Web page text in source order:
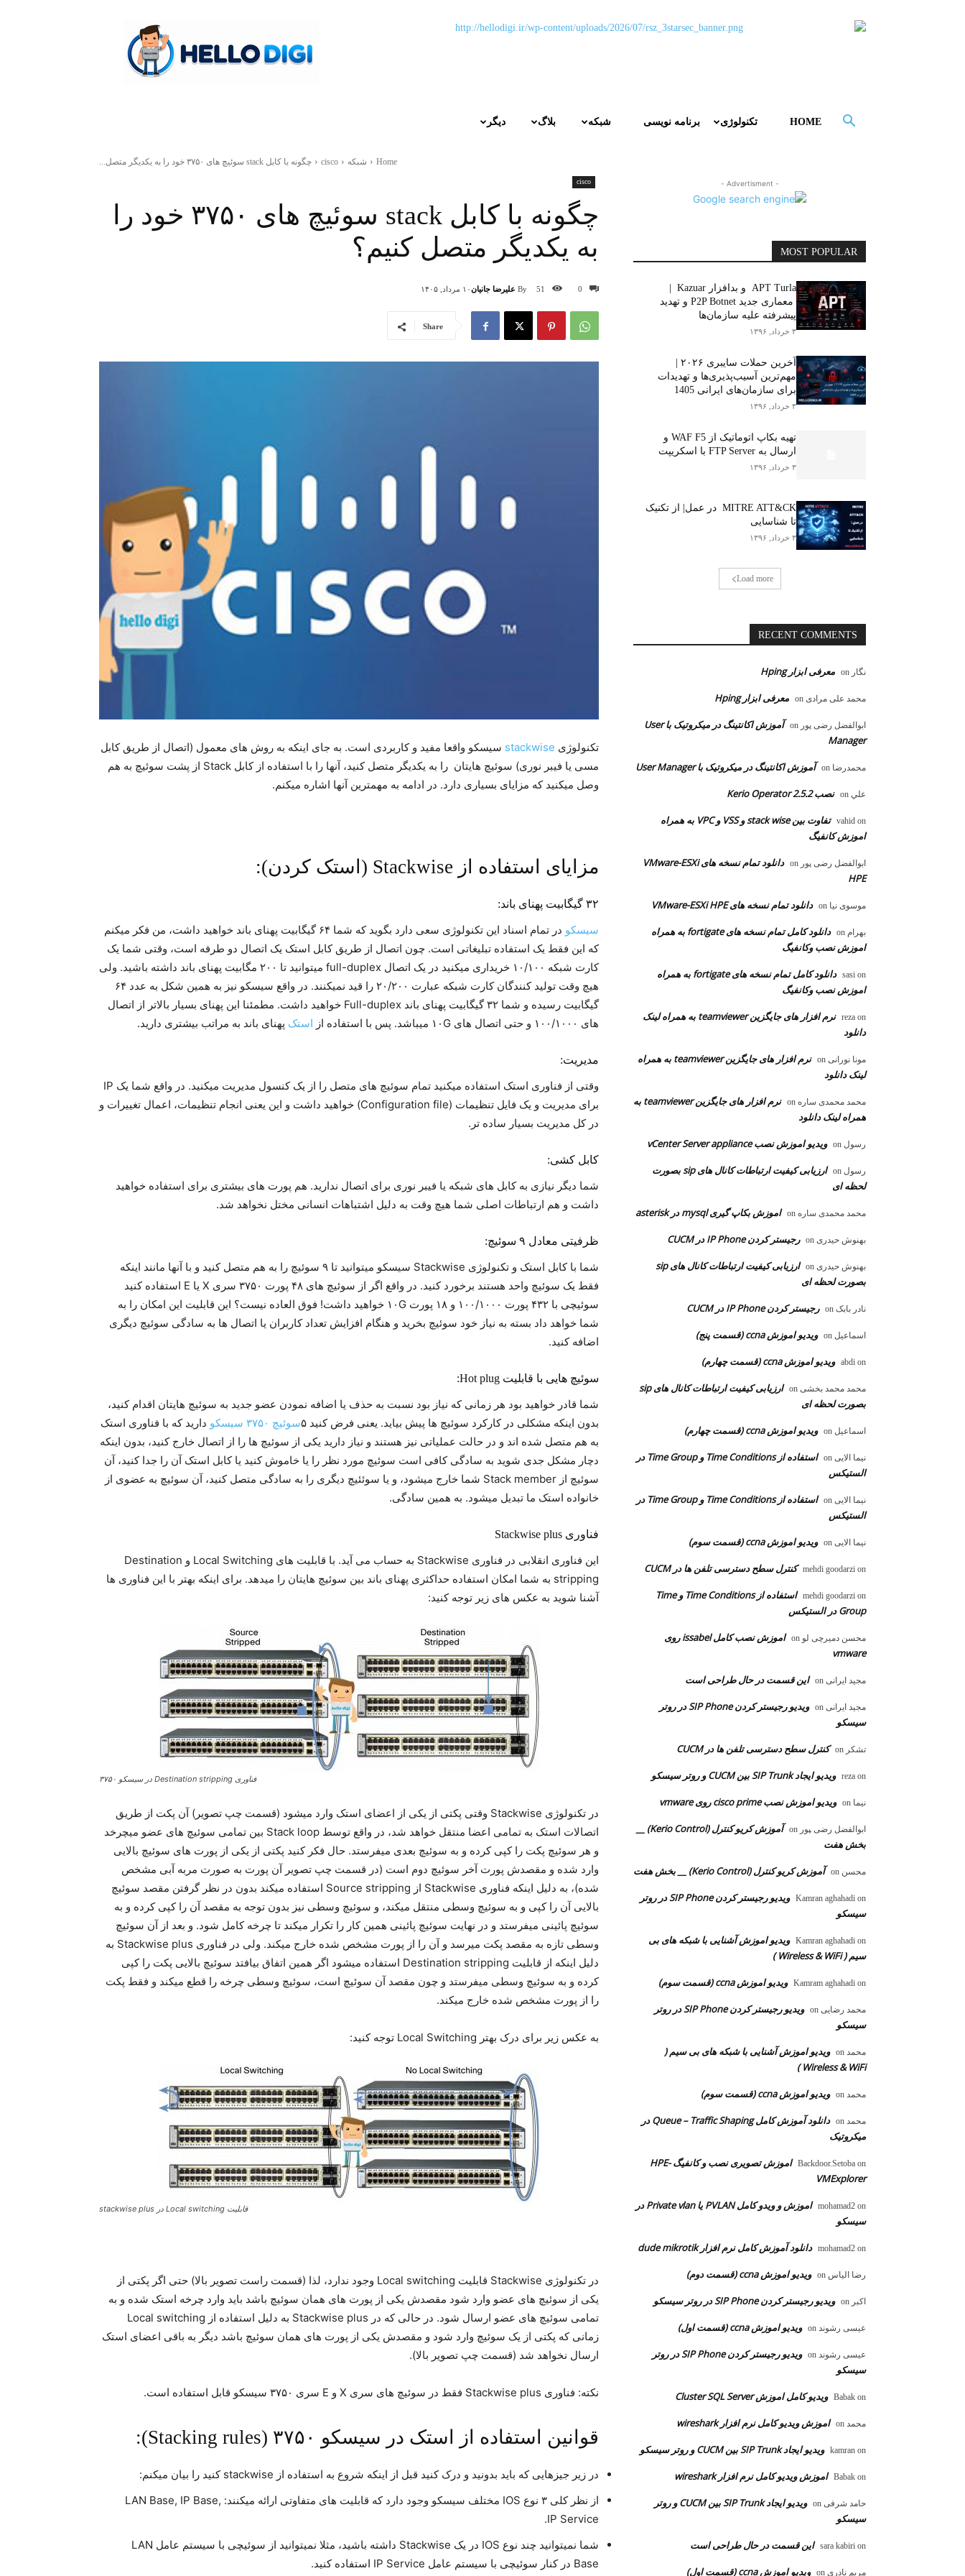
دیگر بلاگ شبکه برنامه نویسی تکنولوژی HOME
Home شبکه cisco چگونه با کابل stack سوئیچ های ۳۷۵۰ خود را به یکدیگر متصل...
cisco
چگونه با کابل stack سوئیچ های ۳۷۵۰ خود را
به یکدیگر متصل کنیم؟
By علیرضا جانیان۱۰ مرداد, ۱۴۰۵ 0
51
Share
تکنولوژی
سیسکو واقعا مفید و کاربردی است. به جای اینکه به روش های معمول (اتصال از طریق کابل
مسی یا فیبر نوری) سوئیچ هایتان را به یکدیگر متصل کنید، آنها را با استفاده از کابل Stack از پشت سوئیچ به هم
وصل میکنید که مزایای بسیاری دارد. در ادامه به مهمترین آنها اشاره میکنم.
مزایای استفاده از Stackwise (استک کردن):
۳۲ گیگابیت پهنای باند:
سیسکو
در تمام اسناد این تکنولوژی سعی دارد بگوید که شما ۶۴ گیگابیت پهنای باند خواهید داشت، من فکر میکنم
که این فقط یک استفاده تبلیغاتی است. چون اتصال از طریق کابل استک یک اتصال دو طرفه است، وقتی شما یک
کارت شبکه ۱۰/۱۰۰ خریداری میکنید در یک اتصال full-duplex میتوانید تا ۲۰۰ مگابیت پهنای باند داشته باشید. ولی
هیچ وقت تولید کنندگان کارت شبکه عبارت ۲۰/۲۰۰ را قید نمیکنند. در واقع سیسکو نیز به همین شکل به عدد ۶۴
گیگابیت رسیده و شما ۳۲ گیگابیت پهنای باند Full-duplex خواهید داشت. مطمئنا این پهنای بسیار بالاتر از اتصال
های ۱۰۰/۱۰۰۰ و حتی اتصال های ۱۰G میباشد. پس با استفاده از
استک پهنای باند به مراتب بیشتری دارید.
مدیریت:
وقتی از فناوری استک استفاده میکنید تمام سوئیچ های متصل را از یک کنسول مدیریت میکنید. در واقع شما یک IP
برای مدیریت و یک فایل تنظیمات (Configuration file) خواهید داشت و این یعنی انجام تنظیمات، اعمال تغییرات و
در کل مدیریت بسیار ساده تر.
کابل کشی:
شما دیگر نیازی به کابل های شبکه یا فیبر نوری برای اتصال ندارید. هم پورت های بیشتری برای استفاده خواهید
داشت و هم ارتباطات اصلی شما هیچ وقت به دلیل اشتباهات انسانی مختل نخواهد شد.
ظرفیتی معادل ۹ سوئیچ:
شما با کابل استک و تکنولوژی Stackwise سیسکو میتوانید تا ۹ سوئیچ را به هم متصل کنید و با آنها مانند اینکه
فقط یک سوئیچ واحد هستند برخورد کنید. در واقع اگر از سوئیچ های ۴۸ پورت ۳۷۵۰ سری X یا E استفاده کنید
سوئیچی با ۴۳۲ پورت ۱۰۰/۱۰۰۰ و ۱۸ پورت ۱۰G خواهید داشت! فوق العاده نیست؟ این قابلیت این امکان را به
شما خواهد داد بسته به نیاز خود سوئیچ بخرید و هنگام افزایش تعداد کاربران یا اتصال ها به سادگی سوئیچ دیگری
اضافه کنید.
سوئیچ هایی با قابلیت Hot plug:
شما قادر خواهید بود هر زمانی که نیاز بود نسبت به حذف یا اضافه نمودن عضو جدید به سوئیچ هایتان اقدام کنید،
بدون اینکه مشکلی در کارکرد سوئیچ ها پیش بیاید. یعنی فرض کنید ۵
سوئیچ ۳۷۵۰ سیسکو دارید که با فناوری استک
به هم متصل شده اند و در حالت عملیاتی نیز هستند و نیاز دارید یکی از سوئیچ ها را از اتصال خارج کنید، بدون اینکه
دچار مشکل جدی شوید به سادگی کافی است سوئیچ مورد نظر را یا خاموش کنید یا کابل استک آن را جدا کنید، آن
سوئیچ از Stack member شما خارج میشود، و یا سوئئیچ دیگری را به سادگی متصل کنید، آن سوئیچ به عضوی از
خانواده استک ما تبدیل میشود. به همین سادگی.
فناوری Stackwise plus
این فناوری انقلابی در فناوری Stackwise به حساب می آید. با قابلیت های Local Switching و Destination
stripping به شما امکان استفاده حداکثری پهنای باند بین سوئیچ هایتان را میدهد. برای اینکه بهتر با این فناوری ها
آشنا شوید به عکس های زیر توجه کنید:
فناوری Destination stripping در سیسکو ۳۷۵۰
در تکنولوژی Stackwise وقتی پکتی از یکی از اعضای استک وارد میشود (قسمت چپ تصویر) آن پکت از طریق
اتصالات استک به تمامی اعضا منتقل خواهد شد، در واقع توسط Stack loop بین تمامی سوئیچ های عضو میچرخد
و هر سوئیچ پکت را کپی کرده و به سوئیچ بعدی میفرستد. حال فکر کنید پکتی از یکی از پورت های سوئیچ بالایی
وارد شده و مقصدش پورت آخر سوئیچ دوم است (در قسمت چپ تصویر آن پورت به صورت مربه آبی مشخص
شده)، به دلیل اینکه فناوری Stackwise از Source stripping استفاده میکند بدون در نظر گرفتن مقصد سوئیچ
بالایی آن را کپی و به سوئیچ وسطی منتقل میکند، و سوئیچ وسطی نیز بدون توجه به مقصد آن را کپی کرده و به
سوئیچ پائینی میفرستد و در نهایت سوئیچ پائینی همین کار را تکرار میکند تا چرخه کامل شود. و بعد از آن سوئیچ
وسطی تازه به مقصد پکت میرسد و آن را از پورت مشخص شده خارج میکند. ولی در فناوری Stackwise plus به
دلیل اینکه از قابلیت Destination stripping استفاده میشود اگر همین اتفاق بیافتد سوئیچ بالایی پکت را کپی
کرده و به سوئیچ وسطی میفرستد و چون مقصد آن سوئیچ است، سوئیچ وسطی چرخه را قطع میکند و فقط پکت
را از پورت مشخص شده خارج میکند.
به عکس زیر برای درک بهتر Local Switching توجه کنید:
قابلیت Local switching در stackwise plus
در تکنولوژی Stackwise قابلیت Local switching وجود ندارد، لذا (قسمت راست تصویر بالا) حتی اگر پکتی از
یکی از سوئیچ های عضو وارد شود مقصدش یکی از پورت های همان سوئیچ باشد باید وارد چرخه استک شده و به
تمامی سوئیچ های عضو ارسال شود. در حالی که در Stackwise plus به دلیل استفاده از Local switching
زمانی که پکتی از یک سوئیچ وارد شود و مقصدش یکی از پورت های همان سوئیچ باشد دیگر به باقی اعضای استک
ارسال نخواهد شد (قسمت چپ تصویر بالا).
نکته: فناوری Stackwise plus فقط در سوئیچ های سری X و E سری ۳۷۵۰ سیسکو قابل استفاده است.
قوانین استفاده از استک در سیسکو ۳۷۵۰ (Stacking rules):
در زیر جیزهایی که باید بدونید و درک کنید قبل از اینکه شروع به استفاده از stackwise کنید را بیان میکنم:
از نظر کلی ۳ نوع IOS مختلف سیسکو وجود دارد که قابلیت های متفاوتی ارائه میکنند: LAN Base, IP Base,
IP Service.
شما نمیتوانید چند نوع IOS در یک Stackwise داشته باشید، مثلا نمیتوانید از سوئیچی با سیستم عامل LAN
Base در کنار سوئیچی با سیستم عامل IP Service استفاده کنید.
- Advertisment -
MOST POPULAR
معماری جدید P2P Botnet و تهدید
پیشرفته علیه سازمان‌ها
۳ خرداد, ۱۳۹۶
مهم‌ترین آسیب‌پذیری‌ها و تهدیدات
برای سازمان‌های ایرانی 1405
۳ خرداد, ۱۳۹۶
تهیه بکاپ اتوماتیک از WAF F5 و
ارسال به FTP Server با اسکریپت
۳ خرداد, ۱۳۹۶
MITRE ATT&CK در عمل| از تکنیک
تا شناسایی
۳ خرداد, ۱۳۹۶
Load more
RECENT COMMENTS
نگار معرفی ابزار Hping
محمد علی مرادی معرفی ابزار Hping
ابوالفضل رضی پور
آموزش اکانتینگ در میکروتیک با User
Manager
محمدرضا آموزش اکانتینگ در میکروتیک با User Manager
علي نصب Kerio Operator 2.5.2
vahid on
تفاوت بین stack wise و VSS و VPC به همراه
اموزش کانفیگ
ابوالفضل رضی پور
دانلود تمام نسخه های VMware-ESXi
HPE
موسوی نیا دانلود تمام نسخه های VMware-ESXi HPE
بهرام
دانلود کامل تمام نسخه های fortigate به همراه
اموزش نصب وکانفیگ
sasi on
دانلود کامل تمام نسخه های fortigate به همراه
اموزش نصب وکانفیگ
reza on
نرم افزار های جایگزین teamviewer به همراه لینک
دانلود
مونا نورانی
نرم افزار های جایگزین teamviewer به همراه
لینک دانلود
محمد محمدی ساره
نرم افزار های جایگزین teamviewer به
همراه لینک دانلود
رسول ویدیو اموزش نصب vCenter Server appliance
رسول
ارزیابی کیفیت ارتباطات کانال های sip بصورت
لحظه ای
محمد محمدی ساره اموزش بکاپ گیری mysql در asterisk
بهنوش حیدری رجیستر کردن IP Phone در CUCM
بهنوش حیدری
ارزیابی کیفیت ارتباطات کانال های sip
بصورت لحظه ای
نادر بابک رجیستر کردن IP Phone در CUCM
اسماعیل ویدیو اموزش ccna (قسمت پنج)
abdi on ویدیو اموزش ccna (قسمت چهارم)
محمد محمد بخشی
ارزیابی کیفیت ارتباطات کانال های sip
بصورت لحظه ای
اسماعیل ویدیو اموزش ccna (قسمت چهارم)
نیما الایی
استفاده از Time Conditions و Time Group در
الستیکس
نیما الایی
استفاده از Time Conditions و Time Group در
الستیکس
نیما الایی ویدیو اموزش ccna (قسمت سوم)
mehdi goodarzi on کنترل سطح دسترسی تلفن ها در CUCM
mehdi goodarzi on
استفاده از Time Conditions و Time
Group در الستیکس
محسن دمیرچی لو
اموزش نصب کامل issabel روی
vmware
مجید ایرانی این قسمت در حال طراحی است
مجید ایرانی
ویدیو رجیستر کردن SIP Phone در روتر
سیسکو
تشکر کنترل سطح دسترسی تلفن ها در CUCM
reza on ویدیو ایجاد SIP Trunk بین CUCM و روتر سیسکو
نیما ویدیو اموزش نصب cisco prime روی vmware
ابوالفضل رضی ‍‍پور
آموزش کریو کنترل (Kerio Control) __
بخش هفت
محسن آموزش کریو کنترل (Kerio Control) __ بخش هفت
Kamran aghahadi on
ویدیو رجیستر کردن SIP Phone در روتر
سیسکو
Kamran aghahadi on
ویدیو اموزش آشنایی با شبکه های بی
سیم ( Wireless & WiFi )
Kamram aghahadi on ویدیو اموزش ccna (قسمت سوم)
محمد رضایی
ویدیو رجیستر کردن SIP Phone در روتر
سیسکو
محمد
ویدیو اموزش آشنایی با شبکه های بی سیم (
Wireless & WiFi )
محمد ویدیو اموزش ccna (قسمت سوم)
محمد
دانلود آموزش کامل Queue – Traffic Shaping در
میکروتیک
Backdoor.Setoba on
اموزش تصویری نصب و کانفیگ HPE-
VMExplorer
mohamad2 on
اموزش و ویدو کامل PVLAN یا Private vlan در
سیسکو
mohamad2 on دانلود آموزش کامل نرم افزار dude mikrotik
رضا الیاس ویدیو اموزش ccna (قسمت دوم)
اکبر ویدیو رجیستر کردن SIP Phone در روتر سیسکو
عیسی رشوند ویدیو اموزش ccna (قسمت اول)
عیسی رشوند
ویدیو رجیستر کردن SIP Phone در روتر
سیسکو
Babak on ویدیو کامل اموزش Cluster SQL Server
محمد اموزش ویدیو کامل نرم افزار wireshark
kamran on ویدیو ایجاد SIP Trunk بین CUCM و روتر سیسکو
Babak on اموزش ویدیو کامل نرم افزار wireshark
حامد شرفی
ویدیو ایجاد SIP Trunk بین CUCM و روتر
سیسکو
sara kabiri on این قسمت در حال طراحی است
مریم نادری ویدیو اموزش ccna (قسمت اول)